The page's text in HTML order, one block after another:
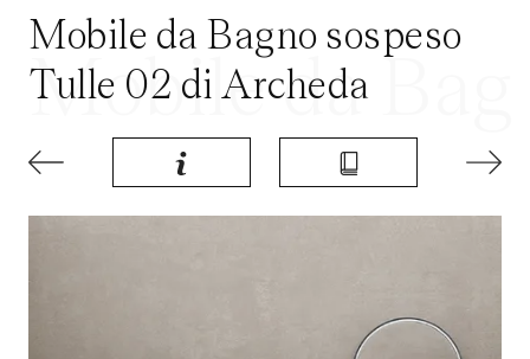
Mobile da Bagno sospeso
Tulle 02 di Archeda